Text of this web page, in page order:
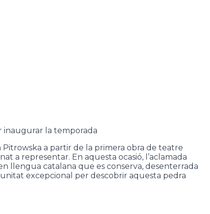
inaugurar la temporada
a partir de la primera obra de teatre
a representar. En aquesta ocasió, l’aclamada
llengua catalana que es conserva, desenterrada
excepcional per descobrir aquesta pedra